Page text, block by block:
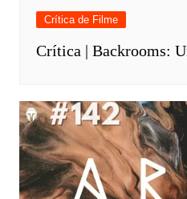
Crítica de Filme
Crítica | Backrooms: